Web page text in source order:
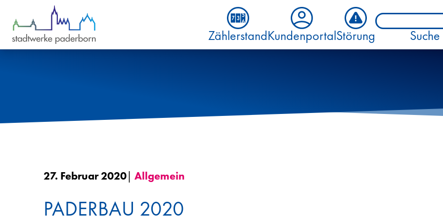
Zum Inhalt springen
ZählerstandKundenportalStörung Suche
27. Februar 2020| Allgemein
PADERBAU 2020